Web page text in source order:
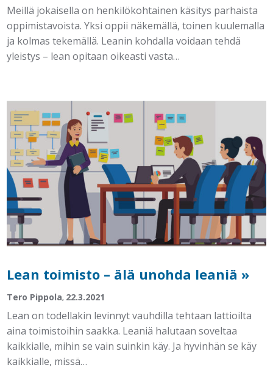
Meillä jokaisella on henkilökohtainen käsitys parhaista
oppimistavoista. Yksi oppii näkemällä, toinen kuulemalla
ja kolmas tekemällä. Leanin kohdalla voidaan tehdä
yleistys – lean opitaan oikeasti vasta…
Lean toimisto – älä unohda leaniä »
Tero Pippola, 22.3.2021
Lean on todellakin levinnyt vauhdilla tehtaan lattioilta
aina toimistoihin saakka. Leaniä halutaan soveltaa
kaikkialle, mihin se vain suinkin käy. Ja hyvinhän se käy
kaikkialle, missä…